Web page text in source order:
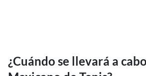
¿Cuándo se llevará a